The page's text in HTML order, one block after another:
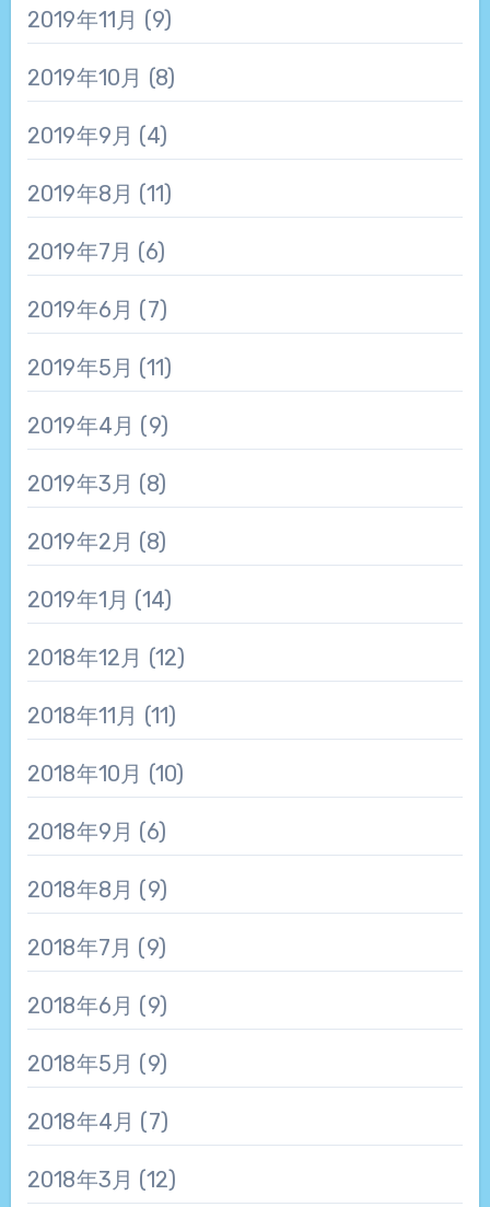
2019年11月 (9)
2019年10月 (8)
2019年9月 (4)
2019年8月 (11)
2019年7月 (6)
2019年6月 (7)
2019年5月 (11)
2019年4月 (9)
2019年3月 (8)
2019年2月 (8)
2019年1月 (14)
2018年12月 (12)
2018年11月 (11)
2018年10月 (10)
2018年9月 (6)
2018年8月 (9)
2018年7月 (9)
2018年6月 (9)
2018年5月 (9)
2018年4月 (7)
2018年3月 (12)